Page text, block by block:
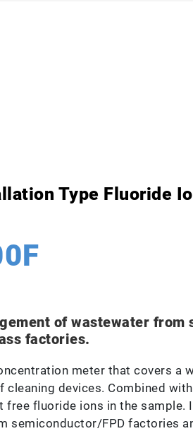
Type Fluoride
of wastewater from
factories.
meter that covers a
cleaning devices. Combined
free fluoride ions in the sample.
semiconductor/FPD factories